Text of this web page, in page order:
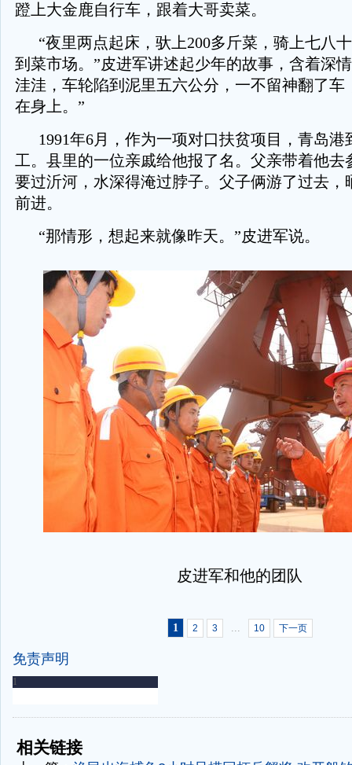
蹬上大金鹿自行车，跟着大哥卖菜。
“夜里两点起床，驮上200多斤菜，骑上七八
到菜市场。”皮进军讲述起少年的故事，含着深
洼洼，车轮陷到泥里五六公分，一不留神翻了车
在身上。”
1991年6月，作为一项对口扶贫项目，青岛港
工。县里的一位亲戚给他报了名。父亲带着他去
要过沂河，水深得淹过脖子。父子俩游了过去，
前进。
“那情形，想起来就像昨天。”皮进军说。
皮进军和他的团队
1 2 3 ... 10 下一页
免责声明
-
相关链接